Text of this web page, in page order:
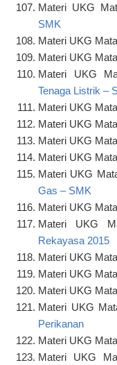
Materi UKG
SMK
Materi UKG
Materi UKG
Materi UKG
Tenaga Listrik –
Materi UKG
Materi UKG
Materi UKG
Materi UKG
Materi UKG
Gas – SMK
Materi UKG
Materi UKG
Rekayasa 2015
Materi UKG
Materi UKG
Materi UKG
Materi UKG
Perikanan
Materi UKG
Materi UKG